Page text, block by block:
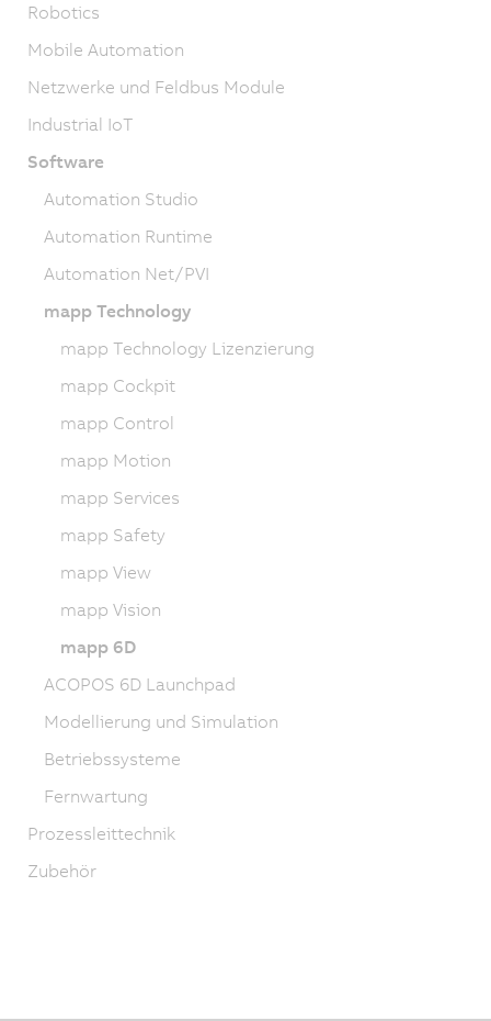
Robotics
Mobile Automation
Netzwerke und Feldbus Module
Industrial IoT
Software
Automation Studio
Automation Runtime
Automation Net/PVI
mapp Technology
mapp Technology Lizenzierung
mapp Cockpit
mapp Control
mapp Motion
mapp Services
mapp Safety
mapp View
mapp Vision
mapp 6D
ACOPOS 6D Launchpad
Modellierung und Simulation
Betriebssysteme
Fernwartung
Prozessleittechnik
Zubehör